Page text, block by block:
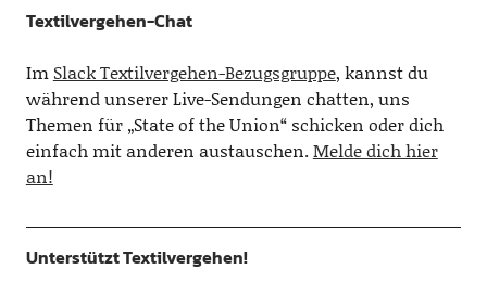
Textilvergehen-Chat
Im Slack Textilvergehen-Bezugsgruppe, kannst du
während unserer Live-Sendungen chatten, uns
Themen für „State of the Union“ schicken oder dich
einfach mit anderen austauschen.Melde dich hier
an!
Unterstützt Textilvergehen!